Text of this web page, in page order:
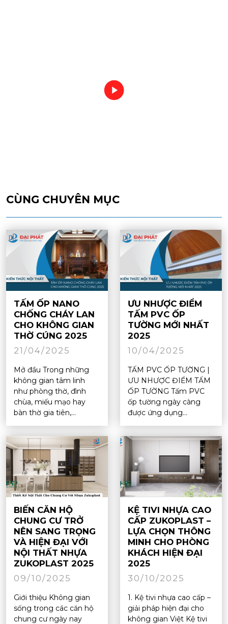
CÙNG CHUYÊN MỤC
TẤM ỐP NANO
CHỐNG CHÁY LAN
CHO KHÔNG GIAN
THỜ CÚNG 2025
21/04/2025
Mở đầu Trong những
không gian tâm linh
như phòng thờ, đình
chùa, miếu mạo hay
bàn thờ gia tiên,...
ƯU NHƯỢC ĐIỂM
TẤM PVC ỐP
TƯỜNG MỚI NHẤT
2025
10/04/2025
TẤM PVC ỐP TƯỜNG |
ƯU NHƯỢC ĐIỂM TẤM
ỐP TƯỜNG Tấm PVC
ốp tường ngày càng
được ứng dụng...
BIẾN CĂN HỘ
CHUNG CƯ TRỞ
NÊN SANG TRỌNG
VÀ HIỆN ĐẠI VỚI
NỘI THẤT NHỰA
ZUKOPLAST 2025
09/10/2025
Giới thiệu Không gian
sống trong các căn hộ
chung cư ngày nay
KỆ TIVI NHỰA CAO
CẤP ZUKOPLAST –
LỰA CHỌN THÔNG
MINH CHO PHÒNG
KHÁCH HIỆN ĐẠI
2025
30/10/2025
1. Kệ tivi nhựa cao cấp –
giải pháp hiện đại cho
không gian Việt Kệ tivi